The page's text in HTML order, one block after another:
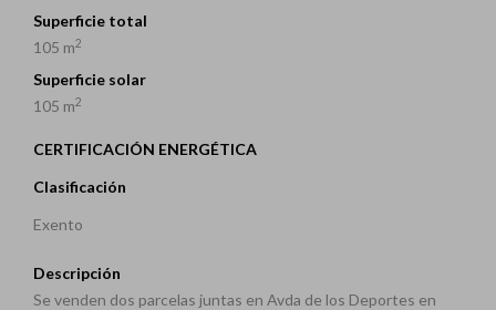
Superficie total
105 m2
Superficie solar
105 m2
CERTIFICACIÓN ENERGÉTICA
Clasificación
Exento
Descripción
Se venden dos parcelas juntas en Avda de los Deportes en